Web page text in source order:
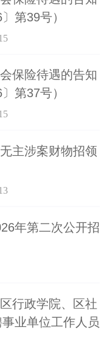
第39号）
保险待遇的告知
第37号）
主涉案财物招领
年第二次公开招
行政学院、区社
业单位工作人员